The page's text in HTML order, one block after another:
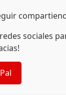
sociales